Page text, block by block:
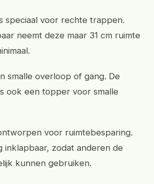
speciaal voor rechte trappen.
neemt deze maar 31 cm ruimte
smalle overloop of gang. De
ook een topper voor smalle
voor ruimtebesparing.
inklapbaar, zodat anderen de
kunnen gebruiken.